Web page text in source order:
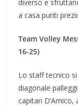
diverso e
a casa punti
Team Volley
16-25)
Lo staff tecnico
diagonale
capitan